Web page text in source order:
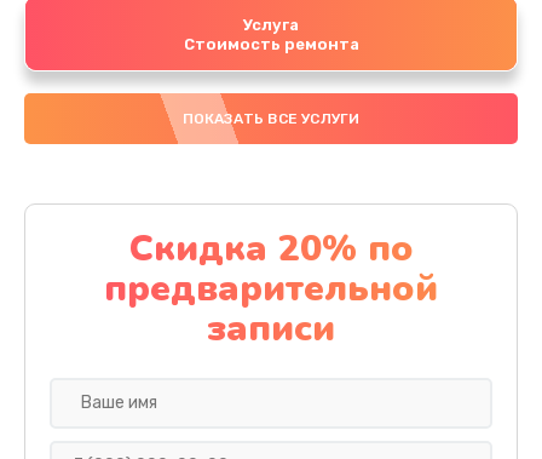
Услуга
Стоимость ремонта
ПОКАЗАТЬ ВСЕ УСЛУГИ
Скидка 20% по
предварительной
записи